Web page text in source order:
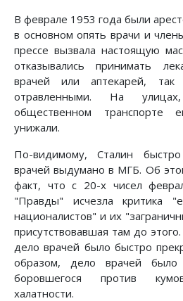
В феврале 1953 года были
в основном опять врачи и
прессе вызвала настоящую
отказывались принимать
врачей или аптекарей, так
отравленными. На
общественном транспорте
унижали.
По-видимому, Сталин
врачей выдумано в МГБ. Об
факт, что с 20-х чисел
"Правды" исчезла критика
националистов" и их
присутствовавшая там до
дело врачей было быстро
образом, дело врачей
боровшегося против
халатности.